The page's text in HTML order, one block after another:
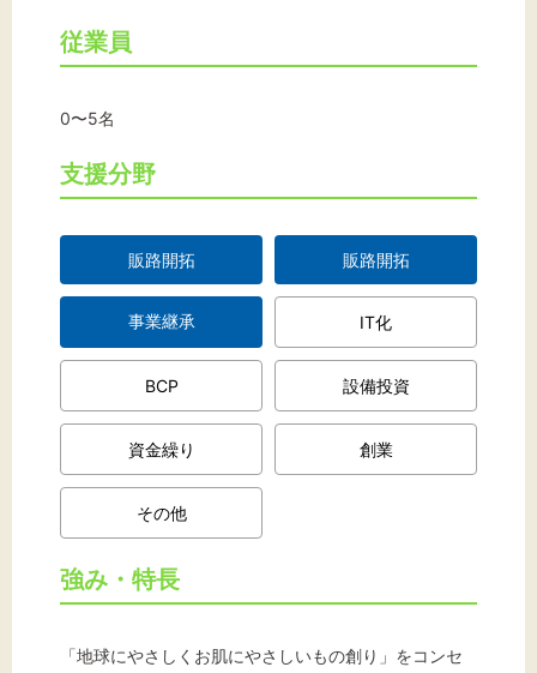
従業員
0〜5名
支援分野
販路開拓 販路開拓
事業継承 IT化
BCP 設備投資
資金繰り 創業
その他
強み・特長
「地球にやさしくお肌にやさしいもの創り」をコンセ